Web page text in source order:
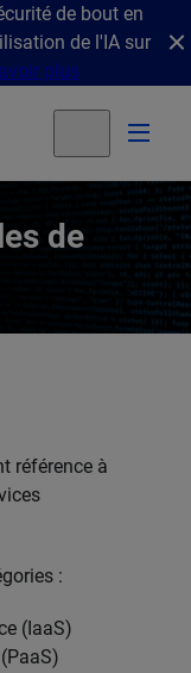
de bout en
de l'IA sur
plus
de
référence à
:
(IaaS)